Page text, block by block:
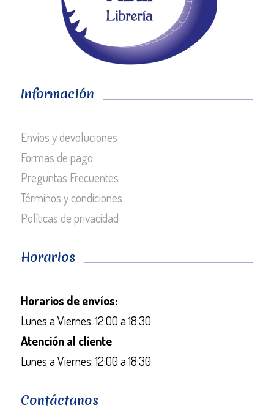
Información
Envios y devoluciones
Formas de pago
Preguntas Frecuentes
Términos y condiciones
Políticas de privacidad
Horarios
Horarios de envíos:
Lunes a Viernes: 12:00 a 18:30
Atención al cliente
Lunes a Viernes: 12:00 a 18:30
Contáctanos